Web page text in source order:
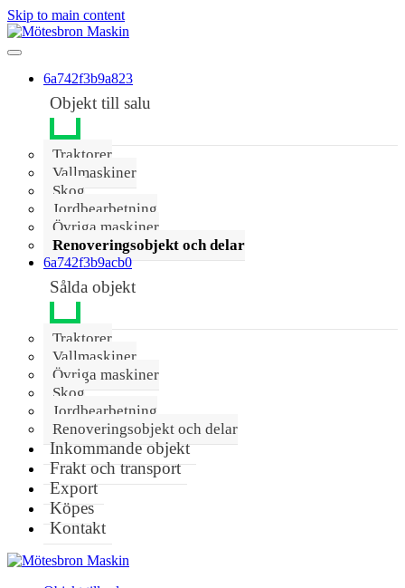
Skip to main content
6a742f3b9a823
Objekt till salu
Traktorer
Vallmaskiner
Skog
Jordbearbetning
Övriga maskiner
Renoveringsobjekt och delar
6a742f3b9acb0
Sålda objekt
Traktorer
Vallmaskiner
Övriga maskiner
Skog
Jordbearbetning
Renoveringsobjekt och delar
Inkommande objekt
Frakt och transport
Export
Köpes
Kontakt